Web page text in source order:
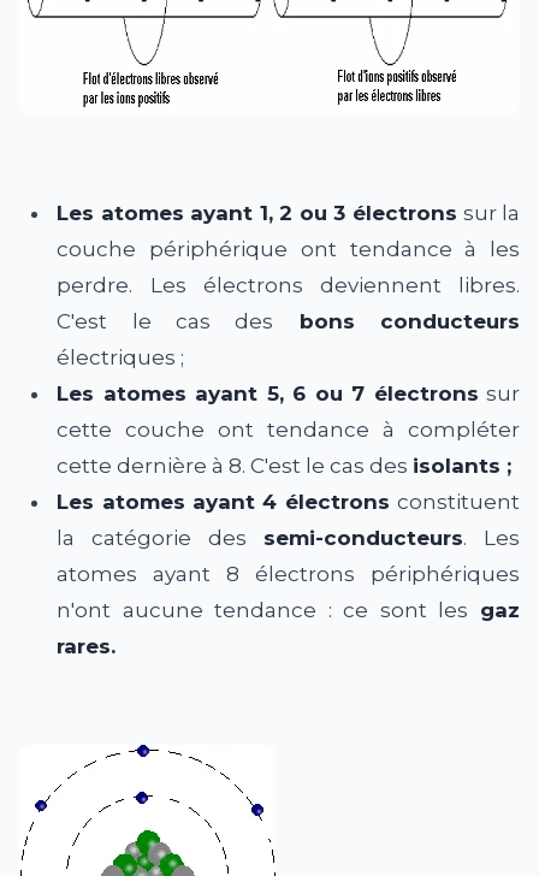
Les atomes ayant 1, 2 ou 3 électrons sur la
couche périphérique ont tendance à les
perdre. Les électrons deviennent libres.
C'est le cas des bons conducteurs
électriques ;
Les atomes ayant 5, 6 ou 7 électrons sur
cette couche ont tendance à compléter
cette dernière à 8. C'est le cas des isolants ;
Les atomes ayant 4 électrons constituent
la catégorie des semi-conducteurs. Les
atomes ayant 8 électrons périphériques
n'ont aucune tendance : ce sont les gaz
rares.